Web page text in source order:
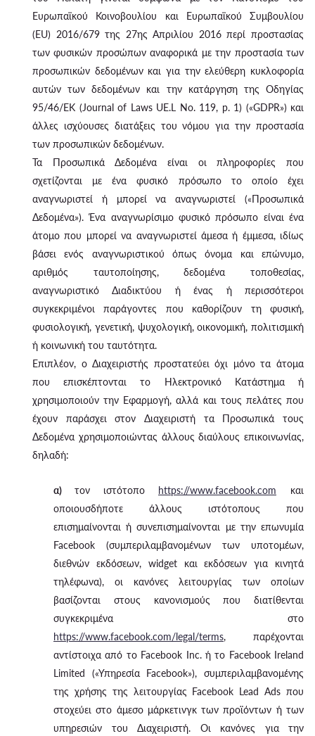
Ευρωπαϊκού Κοινοβουλίου και Ευρωπαϊκού Συμβουλίου
(EU) 2016/679 της 27ης Απριλίου 2016 περί προστασίας
των φυσικών προσώπων αναφορικά με την προστασία των
προσωπικών δεδομένων και για την ελεύθερη κυκλοφορία
αυτών των δεδομένων και την κατάργηση της Οδηγίας
95/46/ΕΚ (Journal of Laws UE.L No. 119, p. 1) («GDPR») και
άλλες ισχύουσες διατάξεις του νόμου για την προστασία
των προσωπικών δεδομένων.
Τα Προσωπικά Δεδομένα είναι οι πληροφορίες που
σχετίζονται με ένα φυσικό πρόσωπο το οποίο έχει
αναγνωριστεί ή μπορεί να αναγνωριστεί («Προσωπικά
Δεδομένα»). Ένα αναγνωρίσιμο φυσικό πρόσωπο είναι ένα
άτομο που μπορεί να αναγνωριστεί άμεσα ή έμμεσα, ιδίως
βάσει ενός αναγνωριστικού όπως όνομα και επώνυμο,
αριθμός ταυτοποίησης, δεδομένα τοποθεσίας,
αναγνωριστικό Διαδικτύου ή ένας ή περισσότεροι
συγκεκριμένοι παράγοντες που καθορίζουν τη φυσική,
φυσιολογική, γενετική, ψυχολογική, οικονομική, πολιτισμική
ή κοινωνική του ταυτότητα.
Επιπλέον, ο Διαχειριστής προστατεύει όχι μόνο τα άτομα
που επισκέπτονται το Ηλεκτρονικό Κατάστημα ή
χρησιμοποιούν την Εφαρμογή, αλλά και τους πελάτες που
έχουν παράσχει στον Διαχειριστή τα Προσωπικά τους
Δεδομένα χρησιμοποιώντας άλλους διαύλους επικοινωνίας,
δηλαδή:
α) τον ιστότοπο https://www.facebook.com και
οποιουσδήποτε άλλους ιστότοπους που
επισημαίνονται ή συνεπισημαίνονται με την επωνυμία
Facebook (συμπεριλαμβανομένων των υποτομέων,
διεθνών εκδόσεων, widget και εκδόσεων για κινητά
τηλέφωνα), οι κανόνες λειτουργίας των οποίων
βασίζονται στους κανονισμούς που διατίθενται
συγκεκριμένα στο
https://www.facebook.com/legal/terms, παρέχονται
αντίστοιχα από το Facebook Inc. ή το Facebook Ireland
Limited («Υπηρεσία Facebook»), συμπεριλαμβανομένης
της χρήσης της λειτουργίας Facebook Lead Ads που
στοχεύει στο άμεσο μάρκετινγκ των προϊόντων ή των
υπηρεσιών του Διαχειριστή. Οι κανόνες για την